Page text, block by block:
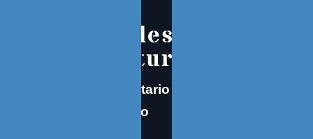
Hacia y desde la
arquitectura
Cualquier comentario enviarlo como
correo electrónico